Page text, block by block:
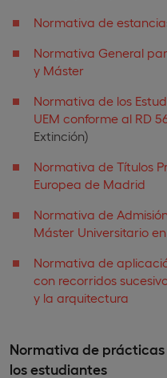
Normativa de
Normativa General
y Máster
Normativa de los
UEM conforme al RD
Extinción)
Normativa de Títulos
Europea de Madrid
Normativa de
Máster Universitario
Normativa de
con recorridos
y la arquitectura
Normativa de
los estudiantes